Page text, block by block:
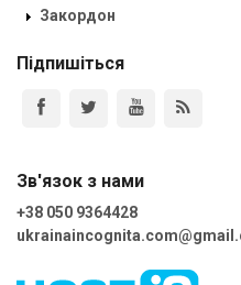
Закордон
Підпишіться
Зв'язок з нами
+38 050 9364428